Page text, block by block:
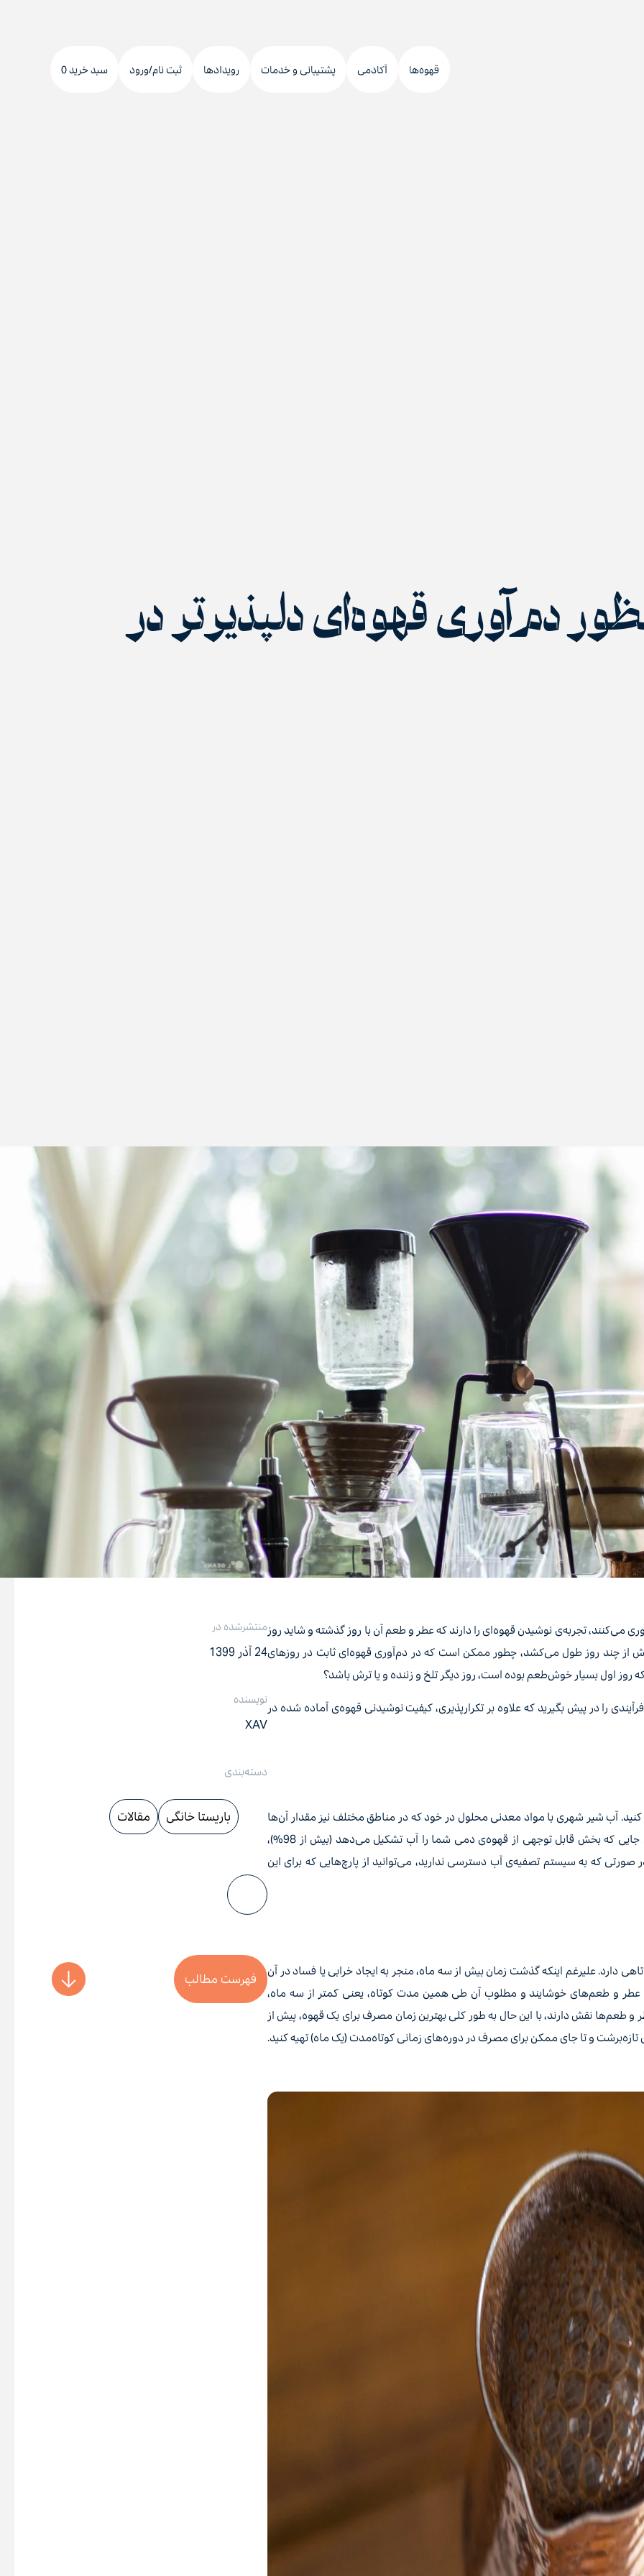
قهوه‌ها آکادمی پشتیبانی و خدمات رویدادها ثبت نام/ورود سبد خرید 0
دم‌آوری قهوه‌ای دلپذیر‌تر در
می‌کنند، تجربه‌ی نوشیدن قهوه‌ای را دارند که عطر و طعم آن با روز گذشته و شاید روز
از چند روز طول می‌کشد، چطور ممکن است که در دم‌آوری قهوه‌ای ثابت در روزهای
اول بسیار خوش‌طعم بوده است، روز دیگر تلخ و زننده و یا ترش باشد؟
را در پیش بگیرید که علاوه بر تکرارپذیری، کیفیت نوشیدنی قهوه‌ی آماده شده در
آب شیر شهری با مواد معدنی محلول در خود که در مناطق مختلف نیز مقدار آن‌ها
متفاوت است، گزینه‌ی مناسبی برای دم‌آوری قهوه نیست. از آن جایی که بخش قابل توجهی از قهوه‌ی دمی شما را آب تشکیل می‌دهد (بیش از 98%)،
که به سیستم تصفیه‌ی آب دسترسی ندارید، می‌توانید از پارچ‌هایی که برای این
دارد. علیرغم اینکه گذشت زمان بیش از سه ماه، منجر به ایجاد خرابی یا فساد در آن
عطر و طعم‌های خوشایند و مطلوب آن طی همین مدت کوتاه، یعنی کمتر از سه ماه،
و طعم‌ها نقش دارند، با این حال به طور کلی بهترین زمان مصرف برای یک قهوه، پیش از
و تا جای ممکن برای مصرف در دوره‌های زمانی کوتاه‌مدت (یک ماه) تهیه کنید.
منتشرشده در
24 آذر 1399
نویسنده
XAV
دسته‌بندی
باریستا خانگی مقالات
فهرست مطالب